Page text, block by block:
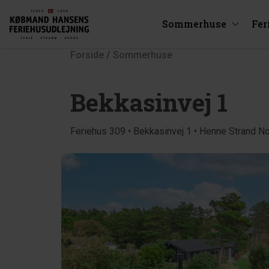
Sommerhuse
Forside / Sommerhuse
Bekkasinvej 1
Feriehus 309 • Bekkasinvej 1 • Henne Strand